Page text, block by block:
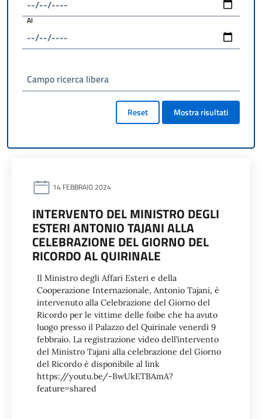
Al
Campo ricerca libera
Reset Mostra risultati
14 FEBBRAIO 2024
INTERVENTO DEL MINISTRO DEGLI
ESTERI ANTONIO TAJANI ALLA
CELEBRAZIONE DEL GIORNO DEL
RICORDO AL QUIRINALE
Il Ministro degli Affari Esteri e della
Cooperazione Internazionale, Antonio Tajani, è
intervenuto alla Celebrazione del Giorno del
Ricordo per le vittime delle foibe che ha avuto
luogo presso il Palazzo del Quirinale venerdì 9
febbraio. La registrazione video dell’intervento
del Ministro Tajani alla celebrazione del Giorno
del Ricordo è disponibile al link
https://youtu.be/-BwUkETBAmA?
feature=shared